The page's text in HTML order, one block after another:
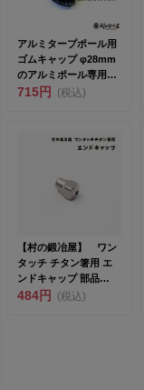
アルミタープポール用
ゴムキャップ φ28mm
のアルミポール専用で
す 定形外郵便のため...
715円 (税込)
【村の鍛冶屋】 ワン
タッチ チタン箸用 エ
ンドキャップ 部品
<br>※エ...
484円 (税込)